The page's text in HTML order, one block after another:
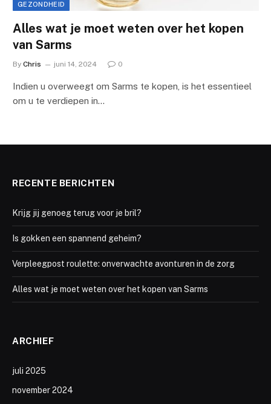
GEZONDHEID
Alles wat je moet weten over het kopen
van Sarms
By Chris juni 14, 2024 0
Indien u overweegt om Sarms te kopen, is het essentieel
om u te verdiepen in…
RECENTE BERICHTEN
Krijg jij genoeg terug voor je bril?
Is gokken een spannend geheim?
Verpleegpost roulette: onverwachte avonturen in de zorg
Alles wat je moet weten over het kopen van Sarms
ARCHIEF
juli 2025
november 2024